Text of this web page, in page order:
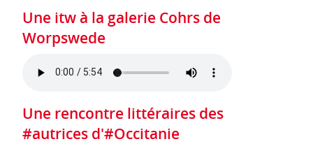
Une itw à la galerie Cohrs de
Worpswede
Une rencontre littéraires des
#autrices d'#Occitanie